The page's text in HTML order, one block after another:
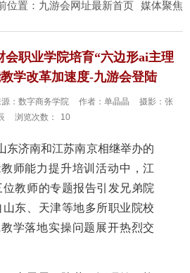
位置： 九游会网址最新首页 媒体聚焦
会职业学院培育“六边形ai主理
学改革加速度-九游会登陆
：数字商务学院 作者：单晶晶
摄影：张
浏览次数： 10
东济南和江苏南京相继举办的
师能力提升培训活动中，江
教师的专题报告引发兄弟院
东、天津等地多所职业院校
学落地实操问题展开热烈交